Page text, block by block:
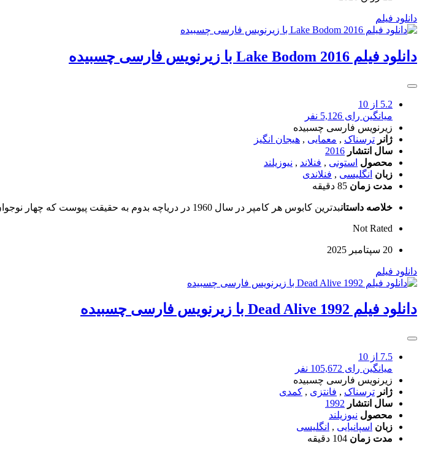
دانلود فیلم
دانلود فیلم Lake Bodom 2016 با زیرنویس فارسی چسبیده
5.2 از 10
میانگین رای 5,126 نفر
زیرنویس فارسی چسبیده
ژانر ترسناک , معمایی , هیجان انگیز
سال انتشار 2016
محصول استونی , فنلاند , نیوزیلند
زبان انگلیسی , فنلاندی
مدت زمان 85 دقیقه
خلاصه داستانبدترین کابوس هر کامپر در سال 1960 در دریاچه بدوم به حقیقت پیوست که چهار نوجوان هنگام خواب در چادر خود به ضرب گلوله کشته شدند.
Not Rated
20 سپتامبر 2025
دانلود فیلم
دانلود فیلم Dead Alive 1992 با زیرنویس فارسی چسبیده
7.5 از 10
میانگین رای 105,672 نفر
زیرنویس فارسی چسبیده
ژانر ترسناک , فانتزی , کمدی
سال انتشار 1992
محصول نیوزیلند
زبان اسپانیایی , انگلیسی
مدت زمان 104 دقیقه